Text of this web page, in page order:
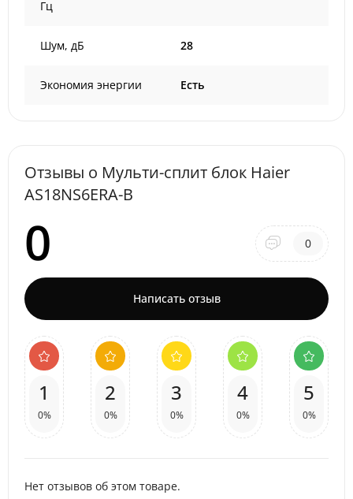
Гц
Шум, дБ 28
Экономия энергии Есть
Отзывы о Мульти-сплит блок Haier
AS18NS6ERA-B
0 0
Написать отзыв
1
0%
2
0%
3
0%
4
0%
5
0%
Нет отзывов об этом товаре.